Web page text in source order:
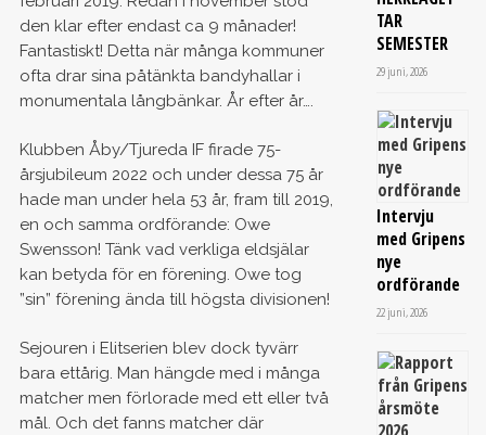
den klar efter endast ca 9 månader!
Fantastiskt! Detta när många kommuner
ofta drar sina påtänkta bandyhallar i
monumentala långbänkar. År efter år….
Klubben Åby/Tjureda IF firade 75-
årsjubileum 2022 och under dessa 75 år
hade man under hela 53 år, fram till 2019,
en och samma ordförande: Owe
Swensson! Tänk vad verkliga eldsjälar
kan betyda för en förening. Owe tog
”sin” förening ända till högsta divisionen!
Sejouren i Elitserien blev dock tyvärr
bara ettårig. Man hängde med i många
matcher men förlorade med ett eller två
mål. Och det fanns matcher där
TAR
SEMESTER
29 juni, 2026
Intervju
med Gripens
nye
ordförande
22 juni, 2026